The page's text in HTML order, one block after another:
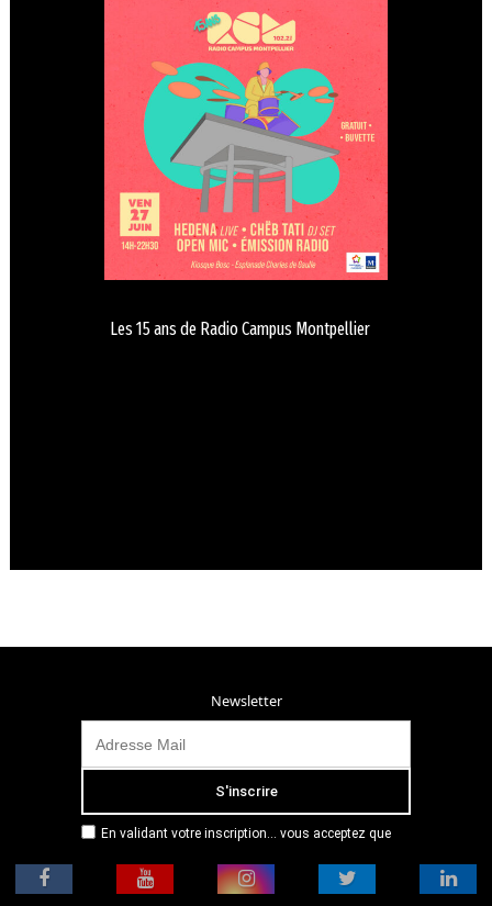
Les 15 ans de Radio Campus Montpellier
Newsletter
En validant votre inscription... vous acceptez que
adresse email dans le but de vous envoyer
mensuellement sa lettre d’informations. Pour plus